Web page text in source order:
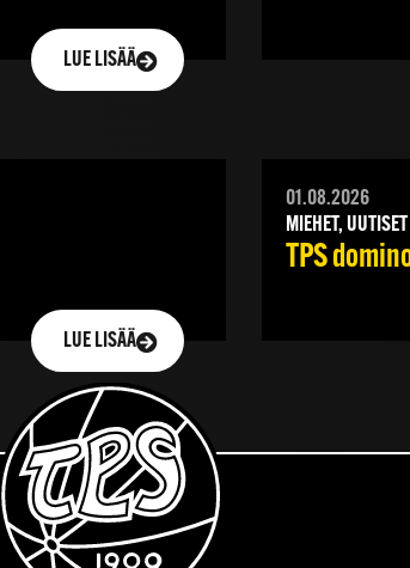
LUE LISÄÄ
LUE LISÄÄ
01.08.2026
MIEHET, UUTISET
TPS